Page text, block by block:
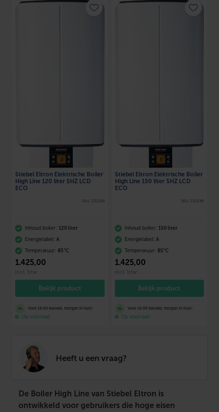
Heeft u een vraag?
Stiebel Eltron Elektrische Boiler
High Line 120 liter SHZ LCD
ECO
SKU: 231255
Inhoud boiler: 120 liter
Energielabel: A
Temperatuur: 85°C
1.425,00
incl. btw
Bekijk product
Voor 16:00 besteld, morgen in huis!
Op voorraad
Stiebel Eltron Elektrische Boiler
High Line 150 liter SHZ LCD
ECO
SKU: 231256
Inhoud boiler: 150 liter
Energielabel: A
Temperatuur: 85°C
1.425,00
incl. btw
Bekijk product
Voor 16:00 besteld, morgen in huis!
Op voorraad
De Boiler High Line van Stiebel Eltron is
ontwikkeld voor gebruikers die hoge eisen